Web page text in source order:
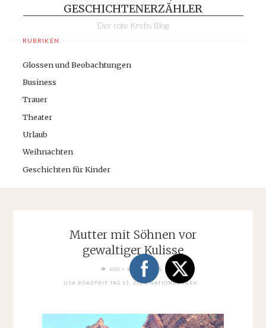
GESCHICHTENERZÄHLER
Der rote Krebs Blog
RUBRIKEN
Glossen und Beobachtungen
Business
Trauer
Theater
Urlaub
Weihnachten
Geschichten für Kinder
Mutter mit Söhnen vor
gewaltiger Kulisse
FULL600 × 800 PIXELS
USA ROADTRIP TAG 13: ZION NATIONAL PARK